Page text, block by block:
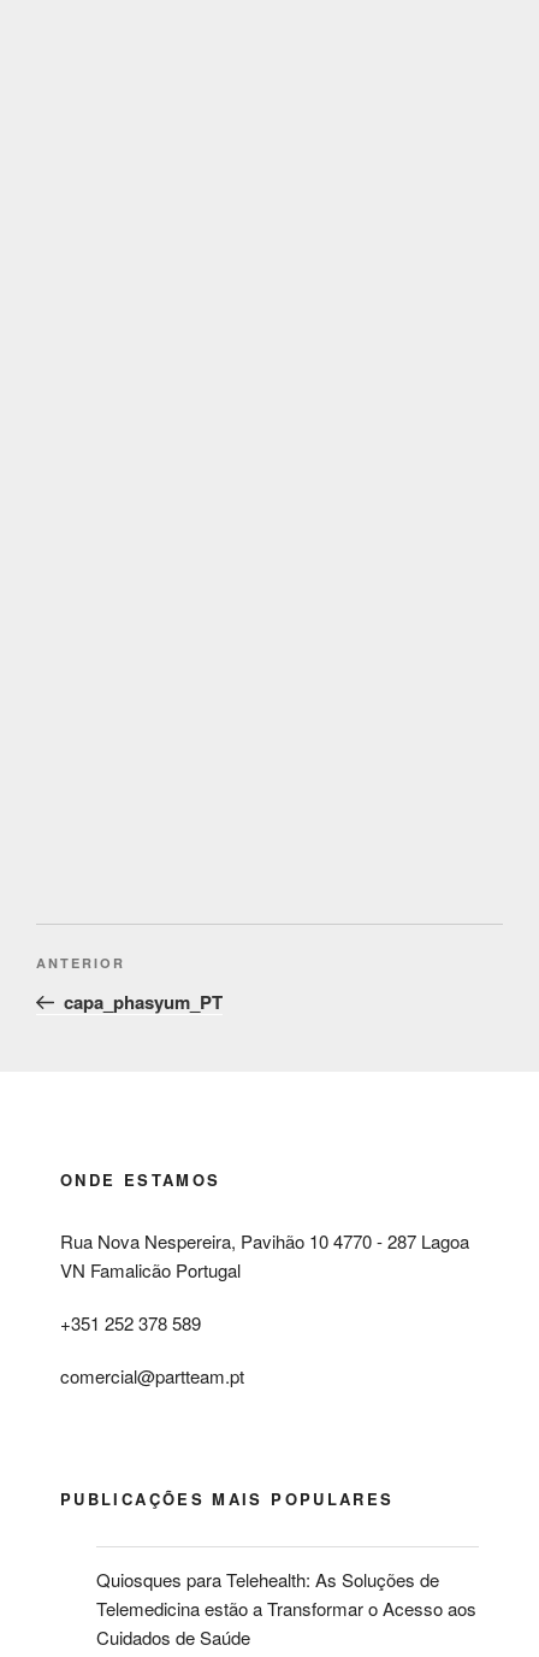
Post
navigation
Conteúdo
anterior
ANTERIOR
capa_phasyum_PT
ONDE ESTAMOS
Rua Nova Nespereira, Pavihão 10 4770 - 287 Lagoa
VN Famalicão Portugal
+351 252 378 589
comercial@partteam.pt
PUBLICAÇÕES MAIS POPULARES
Quiosques para Telehealth: As Soluções de
Telemedicina estão a Transformar o Acesso aos
Cuidados de Saúde